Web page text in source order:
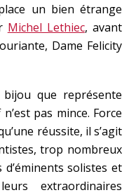
un bien étrange
Michel Lethiec, avant
Dame Felicity
que représente
pas mince. Force
réussite, il s’agit
trop nombreux
solistes et
extraordinaires